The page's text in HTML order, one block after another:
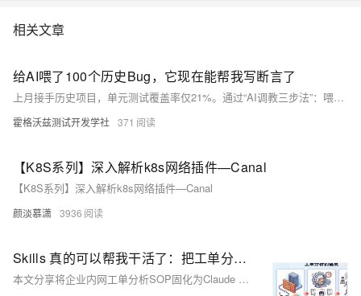
相关文章
给AI喂了100个历史Bug，它现在能帮我写断言了
上月接手历史项目，单元测试覆盖率仅21%。通过“AI调教三步法”：喂入百条真实Bug构建业务上下文、定制提示词模板、引入变异测试（PITest）严控断言质量，两周内将覆盖率提升至82%，并发现7个幽灵Bug。
霍格沃兹测试开发学社 371
【K8S系列】深入解析k8s网络插件—Canal
【K8S系列】深入解析k8s网络插件—Canal
颜淡慕潇 3936
Skills 真的可以帮我干活了：把工单分析变成一个可复用的 Skill
本文分享将企业内网工单分析SOP固化为Claude Skills的实践：摒弃不稳定的浏览器自动化，创新采用“Copy as fetch + agent-browser eval”方案，直接复用SPA页面接口请求，实现稳定、低开销的数据获取与AI分析，大幅提升重复性工单分析效率。